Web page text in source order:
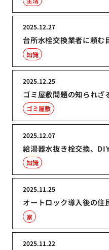
台所水栓交換業者に頼む
2025.12.27
知識
ゴミ屋敷問題の知られざ
2025.12.25
ゴミ屋敷
給湯器水抜き栓交換、
2025.12.07
知識
オートロック導入後の住
2025.11.25
家
2025.11.22